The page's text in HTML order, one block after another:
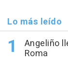
Lo más leído
Angeliño
Roma